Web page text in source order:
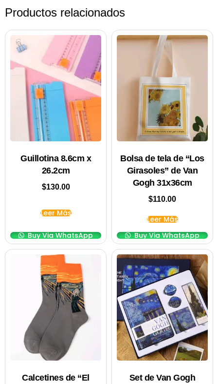
Productos relacionados
Guillotina 8.6cm x
26.2cm
$130.00
Leer Más
Buy Via WhatsApp
Bolsa de tela de “Los
Girasoles” de Van
Gogh 31x36cm
$110.00
Leer Más
Buy Via WhatsApp
Calcetines de “El
Set de Van Gogh